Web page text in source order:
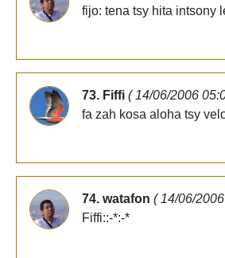
fijo: tena tsy hita intsony
73. Fiffi ( 14/06/2006
fa zah kosa aloha tsy
74. watafon ( 14/06/
Fiffi::-*:-*